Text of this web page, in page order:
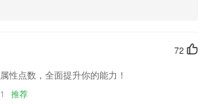
72
性点数，全面提升你的能力！
推荐